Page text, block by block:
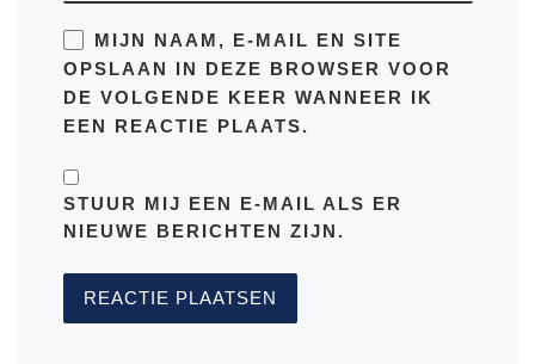
MIJN NAAM, E-MAIL EN SITE
OPSLAAN IN DEZE BROWSER VOOR
DE VOLGENDE KEER WANNEER IK
EEN REACTIE PLAATS.
STUUR MIJ EEN E-MAIL ALS ER
NIEUWE BERICHTEN ZIJN.